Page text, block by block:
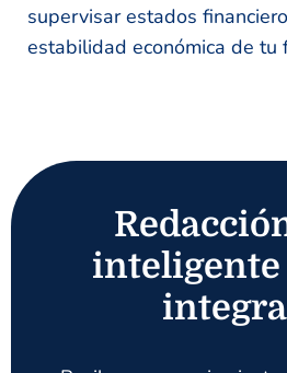
supervisar estados
estabilidad económica de tu
inteligente